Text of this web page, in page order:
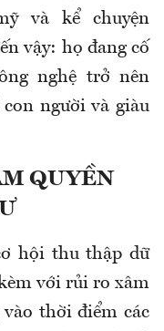
và kể chuyện
vậy: họ đang cố
nghệ trở nên
người và giàu
QUYỀN
hội thu thập dữ
với rủi ro xâm
thời điểm các